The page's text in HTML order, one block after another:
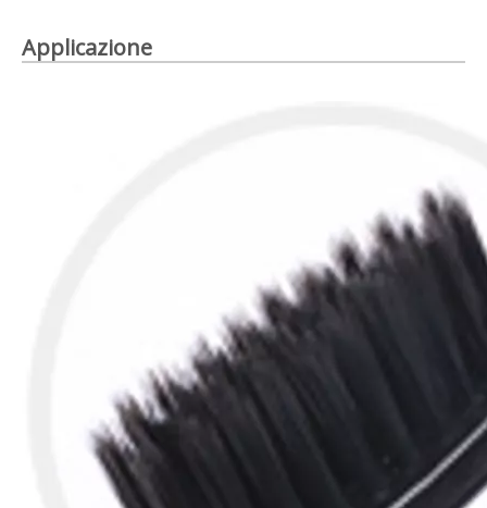
Applicazione